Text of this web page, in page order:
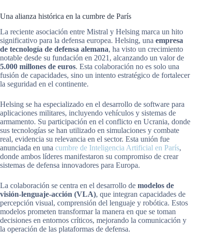
Una alianza histórica en la cumbre de París
La reciente asociación entre Mistral y Helsing marca un hito
significativo para la defensa europea. Helsing, una empresa
de tecnología de defensa alemana, ha visto un crecimiento
notable desde su fundación en 2021, alcanzando un valor de
5.000 millones de euros. Esta colaboración no es solo una
fusión de capacidades, sino un intento estratégico de fortalecer
la seguridad en el continente.
Helsing se ha especializado en el desarrollo de software para
aplicaciones militares, incluyendo vehículos y sistemas de
armamento. Su participación en el conflicto en Ucrania, donde
sus tecnologías se han utilizado en simulaciones y combate
real, evidencia su relevancia en el sector. Esta unión fue
anunciada en una cumbre de Inteligencia Artificial en París,
donde ambos líderes manifestaron su compromiso de crear
sistemas de defensa innovadores para Europa.
La colaboración se centra en el desarrollo de modelos de
visión-lenguaje-acción (VLA), que integran capacidades de
percepción visual, comprensión del lenguaje y robótica. Estos
modelos prometen transformar la manera en que se toman
decisiones en entornos críticos, mejorando la comunicación y
la operación de las plataformas de defensa.